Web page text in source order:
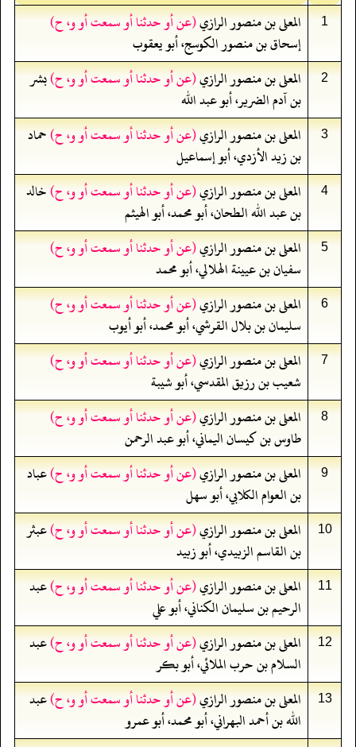
1 المعلى بن منصور الرازي(عن أو حدثنا أو سمعت أو و، ح)
إسحاق بن منصور الكوسج، أبو يعقوب
2 المعلى بن منصور الرازي(عن أو حدثنا أو سمعت أو و، ح)بشر
بن آدم الضرير، أبو عبد الله
3 المعلى بن منصور الرازي(عن أو حدثنا أو سمعت أو و، ح)حماد
بن زيد الأزدي، أبو إسماعيل
4 المعلى بن منصور الرازي(عن أو حدثنا أو سمعت أو و، ح)خالد
بن عبد الله الطحان، أبو محمد، أبو الهيثم
5 المعلى بن منصور الرازي(عن أو حدثنا أو سمعت أو و، ح)
سفيان بن عيينة الهلالي، أبو محمد
6 المعلى بن منصور الرازي(عن أو حدثنا أو سمعت أو و، ح)
سليمان بن بلال القرشي، أبو محمد، أبو أيوب
7 المعلى بن منصور الرازي(عن أو حدثنا أو سمعت أو و، ح)
شعيب بن رزيق المقدسي، أبو شيبة
8 المعلى بن منصور الرازي(عن أو حدثنا أو سمعت أو و، ح)
طاوس بن كيسان اليماني، أبو عبد الرحمن
9 المعلى بن منصور الرازي(عن أو حدثنا أو سمعت أو و، ح)عباد
بن العوام الكلابي، أبو سهل
10 المعلى بن منصور الرازي(عن أو حدثنا أو سمعت أو و، ح)عبثر
بن القاسم الزبيدي، أبو زبيد
11 المعلى بن منصور الرازي(عن أو حدثنا أو سمعت أو و، ح)عبد
الرحيم بن سليمان الكناني، أبو علي
12 المعلى بن منصور الرازي(عن أو حدثنا أو سمعت أو و، ح)عبد
السلام بن حرب الملائي، أبو بكر
13 المعلى بن منصور الرازي(عن أو حدثنا أو سمعت أو و، ح)عبد
الله بن أحمد البهراني، أبو محمد، أبو عمرو